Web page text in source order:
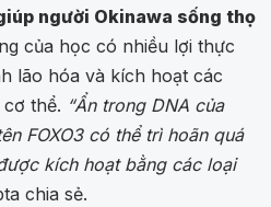
người Okinawa sống thọ
của học có nhiều lợi thực
lão hóa và kích hoạt các
thể. “Ẩn trong DNA của
FOXO3 có thể trì hoãn quá
kích hoạt bằng các loại
chia sẻ.